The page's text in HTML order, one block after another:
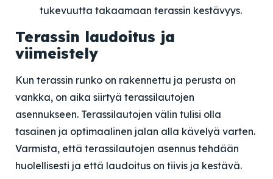
tukevuutta takaamaan terassin kestävyys.
Terassin laudoitus ja
viimeistely
Kun terassin runko on rakennettu ja perusta on
vankka, on aika siirtyä terassilautojen
asennukseen. Terassilautojen välin tulisi olla
tasainen ja optimaalinen jalan alla kävelyä varten.
Varmista, että terassilautojen asennus tehdään
huolellisesti ja että laudoitus on tiivis ja kestävä.